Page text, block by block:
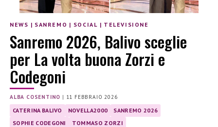
NEWS | SANREMO | SOCIAL | TELEVISIONE
Sanremo 2026, Balivo sceglie
per La volta buona Zorzi e
Codegoni
ALBA COSENTINO | 11 FEBBRAIO 2026
CATERINA BALIVO NOVELLA2000
SANREMO 2026
SOPHIE CODEGONI
TOMMASO ZORZI